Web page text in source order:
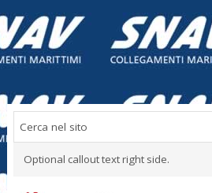
Optional callout text right side.